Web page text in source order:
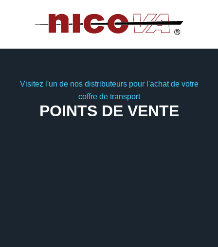
Visitez l'un de nos distributeurs pour l'achat de votre
coffre de transport
POINTS DE VENTE